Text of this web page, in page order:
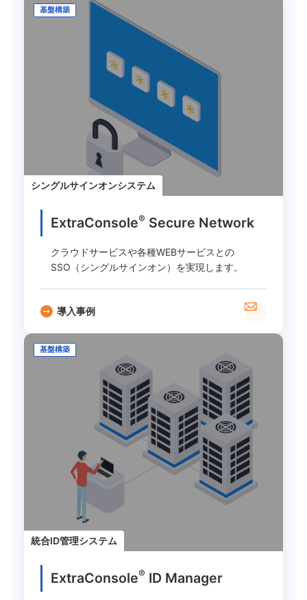
基盤構築
シングルサインオンシステム
ExtraConsole® Secure Network
クラウドサービスや各種WEBサービスとの
SSO（シングルサインオン）を実現します。
導入事例
基盤構築
統合ID管理システム
ExtraConsole® ID Manager